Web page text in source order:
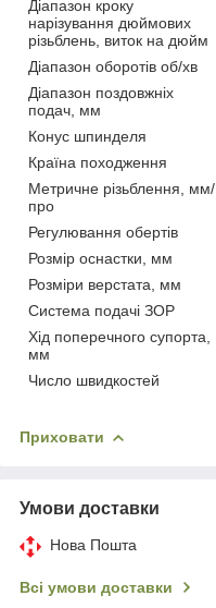
Діапазон кроку
нарізування дюймових
різьблень, виток на дюйм
Діапазон оборотів об/хв
Діапазон поздовжніх
подач, мм
Конус шпинделя
Країна походження
Метричне різьблення, мм/
про
Регулювання обертів
Розмір оснастки, мм
Розміри верстата, мм
Система подачі ЗОР
Хід поперечного супорта,
мм
Число швидкостей
Приховати
Умови доставки
Нова Пошта
Всі умови доставки